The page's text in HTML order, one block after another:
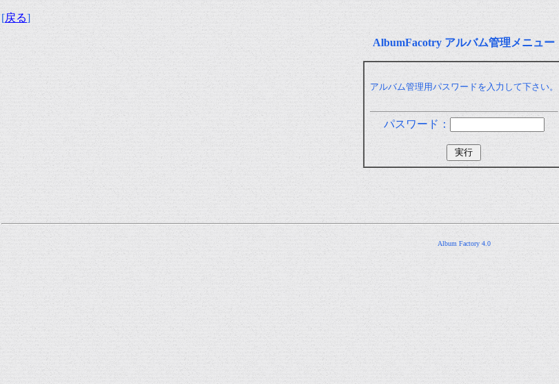
[戻る]
AlbumFacotry アルバム管理メニュー
アルバム管理用パスワードを入力して下さい。
パスワード：
Album Factory 4.0